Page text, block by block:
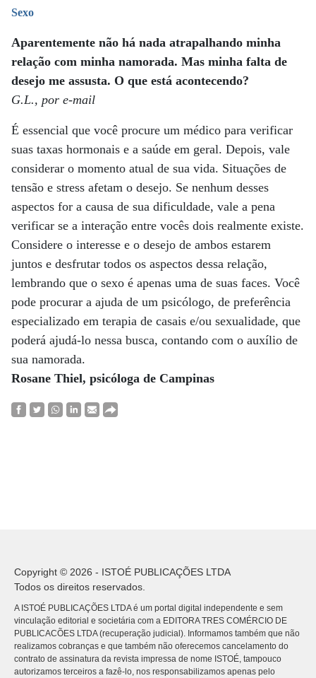
Sexo
Aparentemente não há nada atrapalhando minha
relação com minha namorada. Mas minha falta de
desejo me assusta. O que está acontecendo?
G.L., por e-mail
É essencial que você procure um médico para verificar
suas taxas hormonais e a saúde em geral. Depois, vale
considerar o momento atual de sua vida. Situações de
tensão e stress afetam o desejo. Se nenhum desses
aspectos for a causa de sua dificuldade, vale a pena
verificar se a interação entre vocês dois realmente existe.
Considere o interesse e o desejo de ambos estarem
juntos e desfrutar todos os aspectos dessa relação,
lembrando que o sexo é apenas uma de suas faces. Você
pode procurar a ajuda de um psicólogo, de preferência
especializado em terapia de casais e/ou sexualidade, que
poderá ajudá-lo nessa busca, contando com o auxílio de
sua namorada.
Rosane Thiel, psicóloga de Campinas
Copyright © 2026 - ISTOÉ PUBLICAÇÕES LTDA
Todos os direitos reservados.
A ISTOÉ PUBLICAÇÕES LTDA é um portal digital independente e sem
vinculação editorial e societária com a EDITORA TRES COMÉRCIO DE
PUBLICACÕES LTDA (recuperação judicial). Informamos também que não
realizamos cobranças e que também não oferecemos cancelamento do
contrato de assinatura da revista impressa de nome ISTOÉ, tampouco
autorizamos terceiros a fazê-lo, nos responsabilizamos apenas pelo